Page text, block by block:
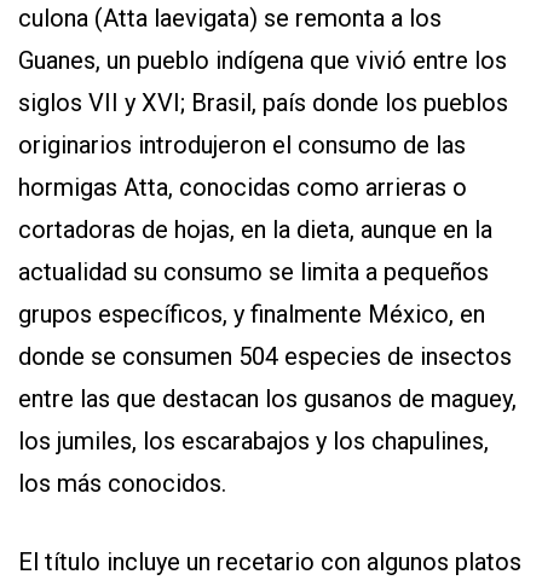
culona (Atta laevigata) se remonta a los
Guanes, un pueblo indígena que vivió entre los
siglos VII y XVI; Brasil, país donde los pueblos
originarios introdujeron el consumo de las
hormigas Atta, conocidas como arrieras o
cortadoras de hojas, en la dieta, aunque en la
actualidad su consumo se limita a pequeños
grupos específicos, y finalmente México, en
donde se consumen 504 especies de insectos
entre las que destacan los gusanos de maguey,
los jumiles, los escarabajos y los chapulines,
los más conocidos.
El título incluye un recetario con algunos platos